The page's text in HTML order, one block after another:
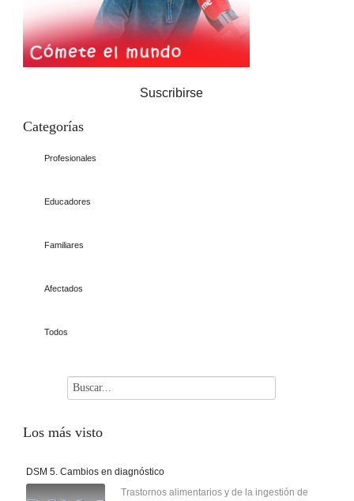
Suscribirse
Categorías
Profesionales
Educadores
Familiares
Afectados
Todos
Los más visto
DSM 5. Cambios en diagnóstico
Trastornos alimentarios y de la ingestión de